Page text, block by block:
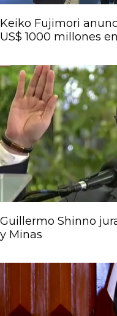
Keiko Fujimori
US$ 1000 millones
Guillermo Shinno
y Minas